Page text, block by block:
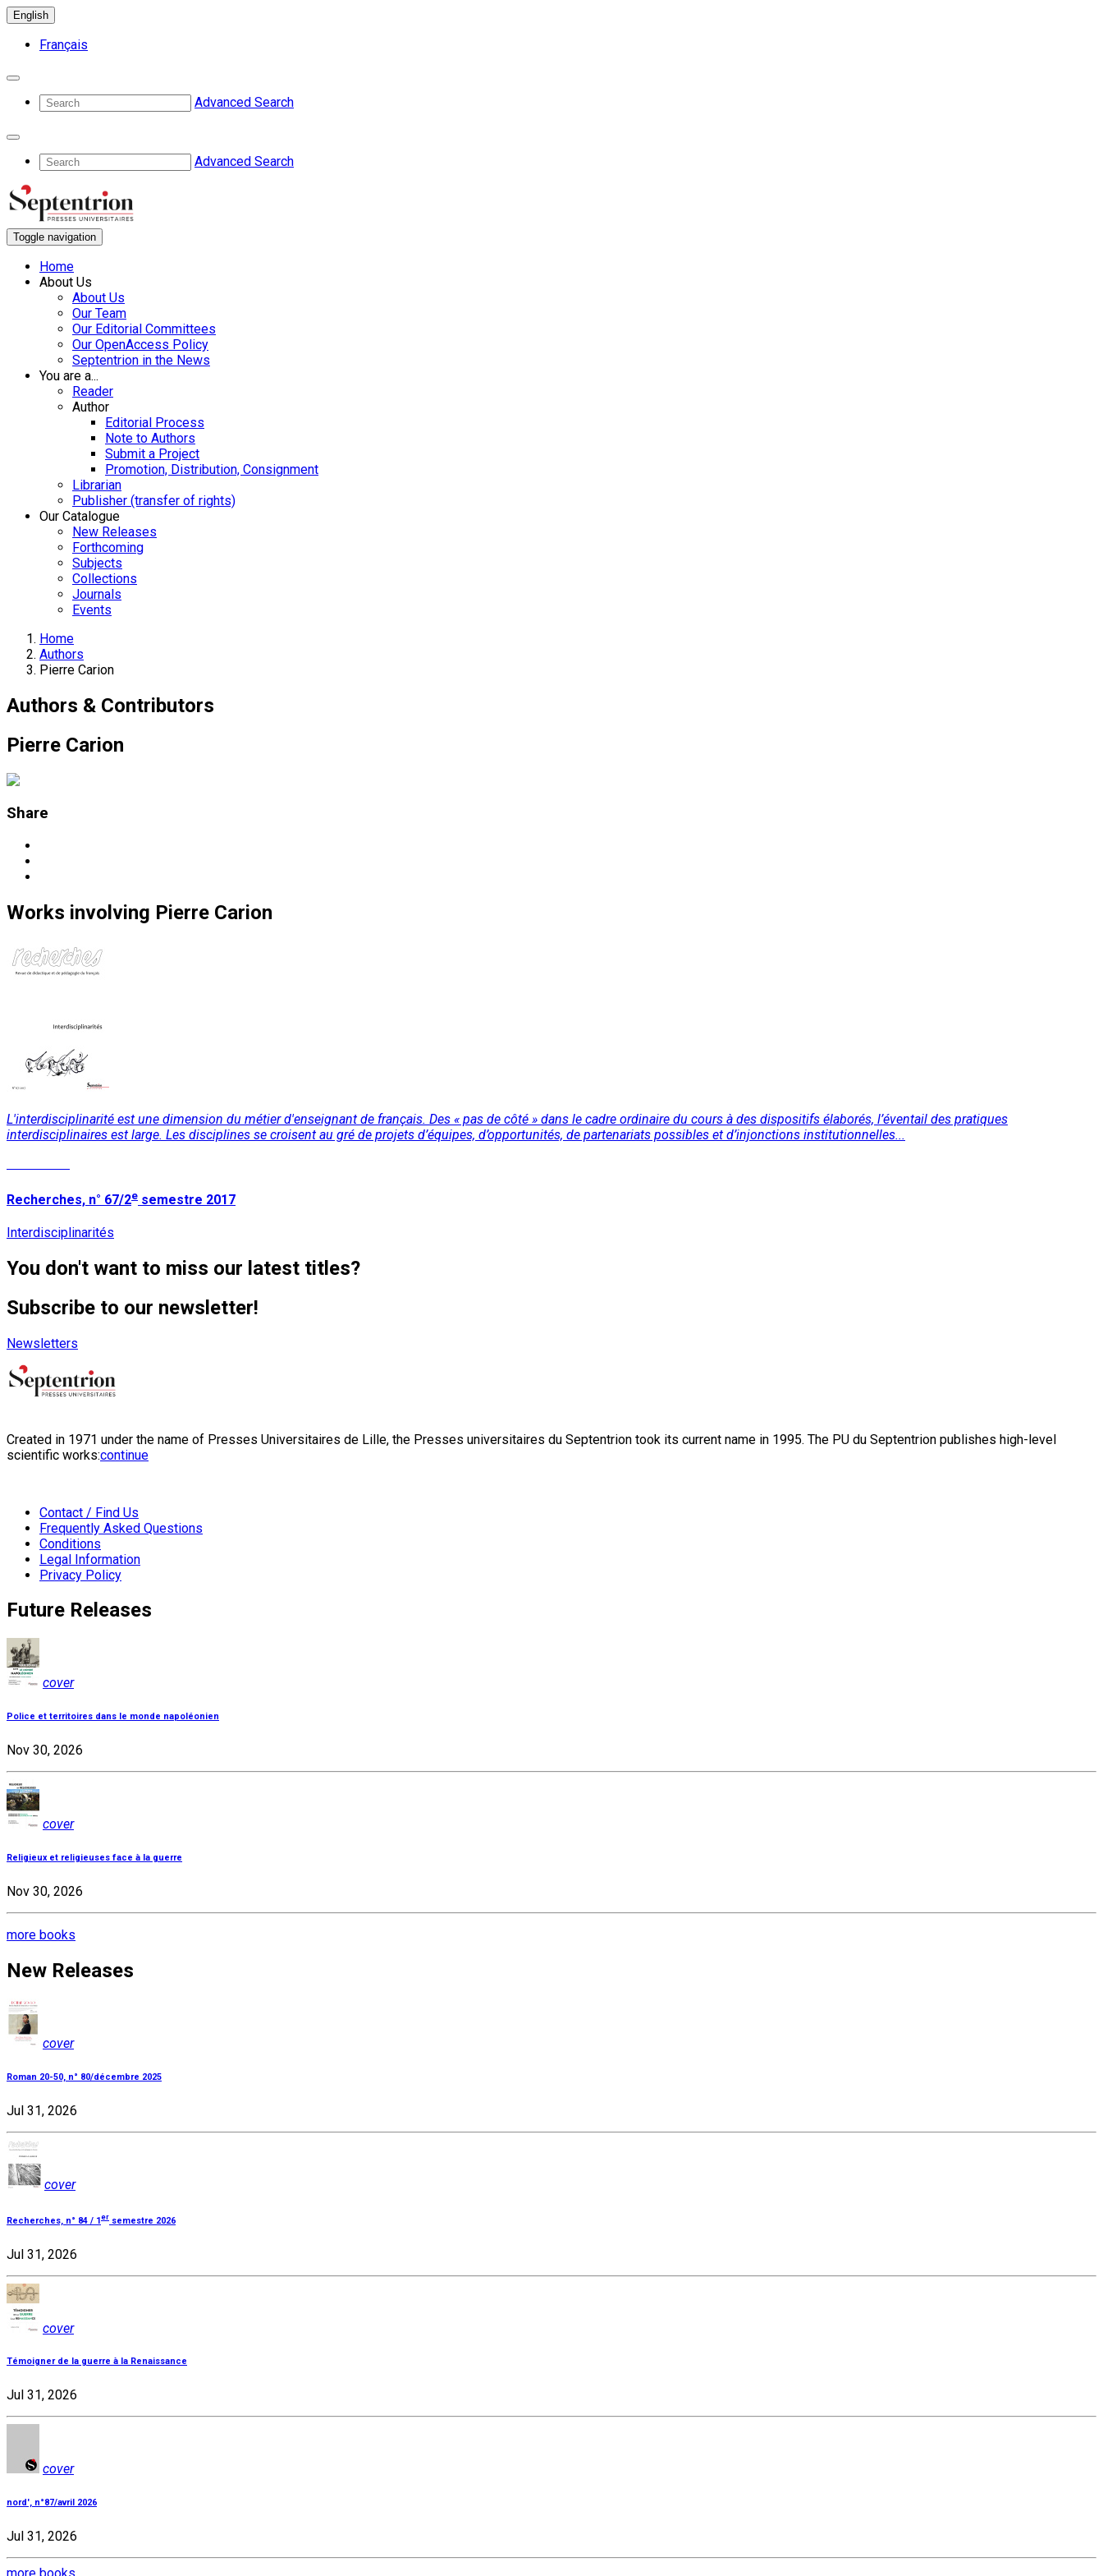
English
Français
Advanced Search
Advanced Search
Toggle navigation
Home
About Us
About Us
Our Team
Our Editorial Committees
Our OpenAccess Policy
Septentrion in the News
You are a...
Reader
Author
Editorial Process
Note to Authors
Submit a Project
Promotion, Distribution, Consignment
Librarian
Publisher (transfer of rights)
Our Catalogue
New Releases
Forthcoming
Subjects
Collections
Journals
Events
Home
Authors
Pierre Carion
Authors & Contributors
Pierre Carion
Share
Works involving Pierre Carion
L'interdisciplinarité est une dimension du métier d'enseignant de français. Des « pas de côté » dans le cadre ordinaire du cours à des dispositifs élaborés, l’éventail des pratiques
interdisciplinaires est large. Les disciplines se croisent au gré de projets d’équipes, d’opportunités, de partenariats possibles et d’injonctions institutionnelles...
Recherches, n° 67/2e semestre 2017
Interdisciplinarités
You don't want to miss our latest titles?
Subscribe to our newsletter!
Newsletters
Created in 1971 under the name of Presses Universitaires de Lille, the Presses universitaires du Septentrion took its current name in 1995. The PU du Septentrion publishes high-level
scientific works:continue
Contact / Find Us
Frequently Asked Questions
Conditions
Legal Information
Privacy Policy
Future Releases
cover
Police et territoires dans le monde napoléonien
Nov 30, 2026
cover
Religieux et religieuses face à la guerre
Nov 30, 2026
more books
New Releases
cover
Roman 20-50, n° 80/décembre 2025
Jul 31, 2026
cover
Recherches, n° 84 / 1er semestre 2026
Jul 31, 2026
cover
Témoigner de la guerre à la Renaissance
Jul 31, 2026
cover
nord', n°87/avril 2026
Jul 31, 2026